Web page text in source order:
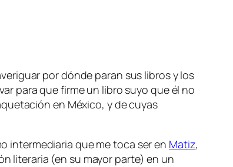
por dónde paran sus libros y los
para que firme un libro suyo que él no
en México, y de cuyas
intermediaria que me toca ser en Matiz,
literaria (en su mayor parte) en un